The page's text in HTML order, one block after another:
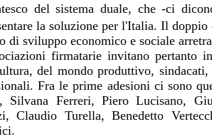
del sistema duale, che -ci
la soluzione per l'Italia. Il
di sviluppo economico e sociale
firmatarie invitano pertanto
del mondo produttivo,
Fra le prime adesioni ci sono
Silvana Ferreri, Piero Lucisano,
Claudio Turella, Benedetto